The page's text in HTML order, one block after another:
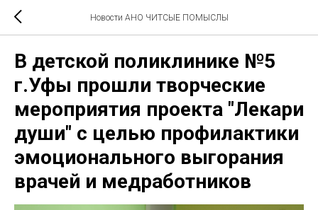
Новости АНО ЧИТСЫЕ ПОМЫСЛЫ
В детской поликлинике №5
г.Уфы прошли творческие
мероприятия проекта "Лекари
души" с целью профилактики
эмоционального выгорания
врачей и медработников